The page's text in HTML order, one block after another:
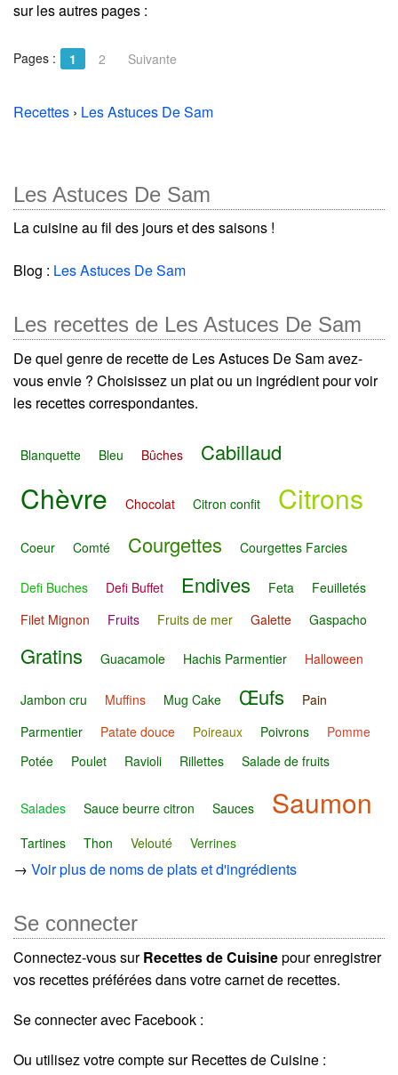
sur les autres pages :
Pages : 1 2 Suivante
Recettes › Les Astuces De Sam
Les Astuces De Sam
La cuisine au fil des jours et des saisons !
Blog : Les Astuces De Sam
Les recettes de Les Astuces De Sam
De quel genre de recette de Les Astuces De Sam avez-
vous envie ? Choisissez un plat ou un ingrédient pour voir
les recettes correspondantes.
Blanquette Bleu Bûches Cabillaud
Chèvre Chocolat Citron confit Citrons
Coeur Comté Courgettes Courgettes Farcies
Defi Buches Defi Buffet Endives Feta
Feuilletés
Filet Mignon
Fruits Fruits de mer Galette Gaspacho
Gratins Guacamole Hachis Parmentier Halloween
Jambon cru Muffins Mug Cake Œufs
Pain
Parmentier
Patate douce Poireaux Poivrons
Pomme
Potée
Poulet Ravioli Rillettes Salade de fruits
Salades Sauce beurre citron Sauces Saumon
Tartines Thon Velouté Verrines
→ Voir plus de noms de plats et d'ingrédients
Se connecter
Connectez-vous surRecettes de Cuisinepour enregistrer
vos recettes préférées dans votre carnet de recettes.
Se connecter avec Facebook :
Ou utilisez votre compte sur Recettes de Cuisine :